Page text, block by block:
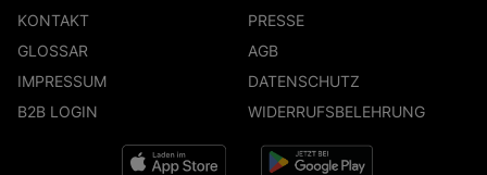
KONTAKT
PRESSE
GLOSSAR
AGB
IMPRESSUM
DATENSCHUTZ
B2B LOGIN
WIDERRUFSBELEHRUNG